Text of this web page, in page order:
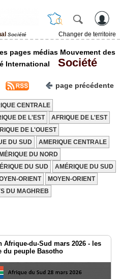
Société
Changer de territoire
pages médias Mouvement des
International
Société
page précédente
CENTRALE
DE L'EST
AFRIQUE DE L'EST
DE L'OUEST
DU SUD
AMERIQUE CENTRALE
DU NORD
DU SUD
AMÉRIQUE DU SUD
ORIENT
MOYEN-ORIENT
DU MAGHREB
du-Sud mars 2026 - les
du peuple Basotho